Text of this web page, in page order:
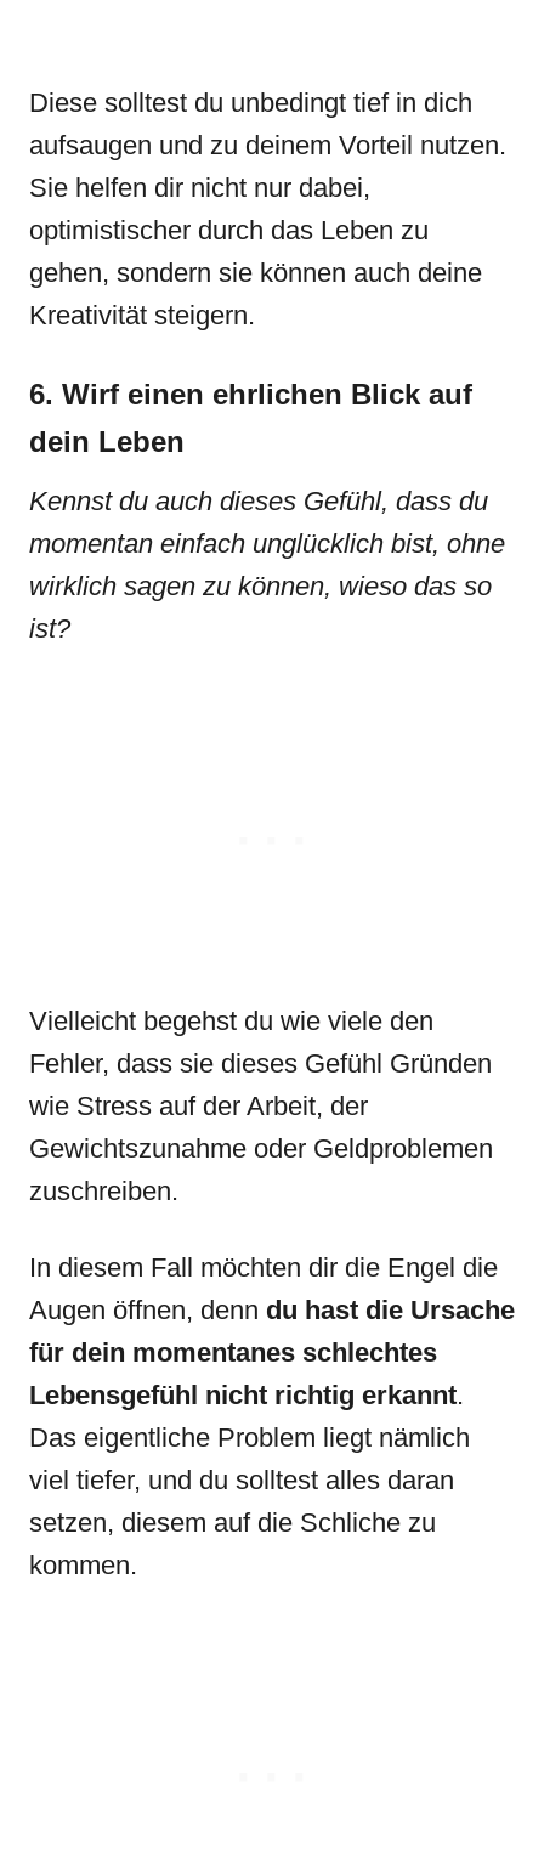
Diese solltest du unbedingt tief in dich
aufsaugen und zu deinem Vorteil nutzen.
Sie helfen dir nicht nur dabei,
optimistischer durch das Leben zu
gehen, sondern sie können auch deine
Kreativität steigern.
6. Wirf einen ehrlichen Blick auf
dein Leben
Kennst du auch dieses Gefühl, dass du
momentan einfach unglücklich bist, ohne
wirklich sagen zu können, wieso das so
ist?
Vielleicht begehst du wie viele den
Fehler, dass sie dieses Gefühl Gründen
wie Stress auf der Arbeit, der
Gewichtszunahme oder Geldproblemen
zuschreiben.
In diesem Fall möchten dir die Engel die
Augen öffnen, denn du hast die Ursache
für dein momentanes schlechtes
Lebensgefühl nicht richtig erkannt.
Das eigentliche Problem liegt nämlich
viel tiefer, und du solltest alles daran
setzen, diesem auf die Schliche zu
kommen.